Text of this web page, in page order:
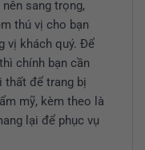
sang trọng,
thú vị cho bạn
vị khách quý. Để
chính bạn cần
thất để trang bị
mỹ, kèm theo là
lại để phục vụ